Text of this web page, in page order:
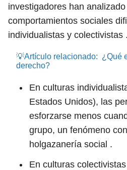
investigadores han
comportamientos sociales
individualistas y colectivistas .
💡Artículo relacionado: ¿Qué
derecho?
En culturas
Estados Unidos), las
esforzarse menos
grupo, un fenómeno
holgazanería social .
En culturas